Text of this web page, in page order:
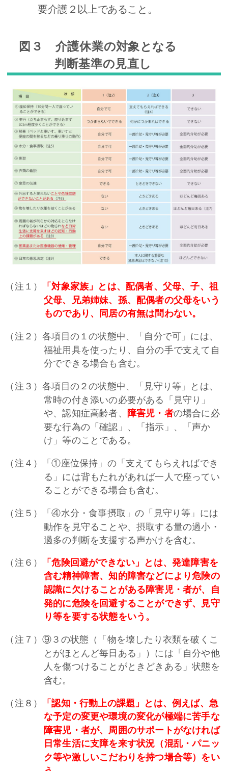
要介護２以上であること。
図３ 介護休業の対象となる
判断基準の見直し
（注１）
「対象家族」とは、配偶者、父母、子、祖
父母、兄弟姉妹、孫、配偶者の父母をいう
ものであり、同居の有無は問わない。
（注２）各項目の１の状態中、「自分で可」には、
福祉用具を使ったり、自分の手で支えて自
分でできる場合も含む。
（注３）各項目の２の状態中、「見守り等」とは、
常時の付き添いの必要がある「見守り」
や、認知症高齢者、
障害児・者の場合に必
要な行為の「確認」、「指示」、「声か
け」等のことである。
（注４）「①座位保持」の「支えてもらえればでき
る」には背もたれがあれば一人で座ってい
ることができる場合も含む。
（注５）「④水分・食事摂取」の「見守り等」には
動作を見守ることや、摂取する量の過小・
過多の判断を支援する声かけを含む。
（注６）
「危険回避ができない」とは、発達障害を
含む精神障害、知的障害などにより危険の
認識に欠けることがある障害児・者が、自
発的に危険を回避することができず、見守
り等を要する状態をいう。
（注７）⑨３の状態（「物を壊したり衣類を破くこ
とがほとんど毎日ある」）には「自分や他
人を傷つけることがときどきある」状態を
含む。
（注８）
「認知・行動上の課題」とは、例えば、急
な予定の変更や環境の変化が極端に苦手な
障害児・者が、周囲のサポートがなければ
日常生活に支障を来す状況（混乱・パニッ
ク等や激しいこだわりを持つ場合等）をい